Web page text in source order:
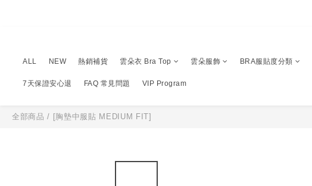
ALL NEW 熱銷補貨 雲朵衣 Bra Top 雲朵服飾 BRA服貼度分類
7天保證安心退 FAQ 常見問題 VIP Program
全部商品 / [胸墊中服貼 MEDIUM FIT]